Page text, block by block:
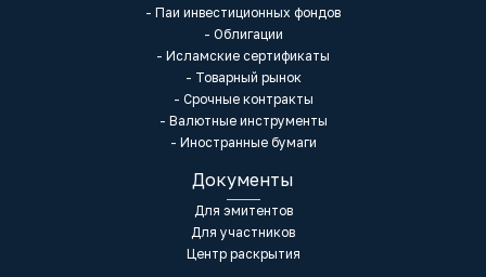
- Паи инвестиционных фондов
- Облигации
- Исламские сертификаты
- Товарный рынок
- Срочные контракты
- Валютные инструменты
- Иностранные бумаги
Документы
Для эмитентов
Для участников
Центр раскрытия